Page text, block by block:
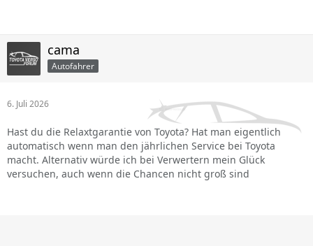
cama
Autofahrer
6. Juli 2026
Hast du die Relaxtgarantie von Toyota? Hat man eigentlich
automatisch wenn man den jährlichen Service bei Toyota
macht. Alternativ würde ich bei Verwertern mein Glück
versuchen, auch wenn die Chancen nicht groß sind